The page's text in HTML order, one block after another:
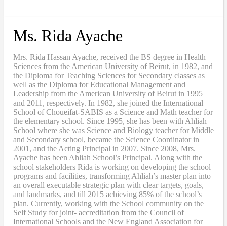
Ms. Rida Ayache
Mrs. Rida Hassan Ayache, received the BS degree in Health
Sciences from the American University of Beirut, in 1982, and
the Diploma for Teaching Sciences for Secondary classes as
well as the Diploma for Educational Management and
Leadership from the American University of Beirut in 1995
and 2011, respectively. In 1982, she joined the International
School of Choueifat-SABIS as a Science and Math teacher for
the elementary school. Since 1995, she has been with Ahliah
School where she was Science and Biology teacher for Middle
and Secondary school, became the Science Coordinator in
2001, and the Acting Principal in 2007. Since 2008, Mrs.
Ayache has been Ahliah School’s Principal. Along with the
school stakeholders Rida is working on developing the school
programs and facilities, transforming Ahliah’s master plan into
an overall executable strategic plan with clear targets, goals,
and landmarks, and till 2015 achieving 85% of the school’s
plan. Currently, working with the School community on the
Self Study for joint- accreditation from the Council of
International Schools and the New England Association for